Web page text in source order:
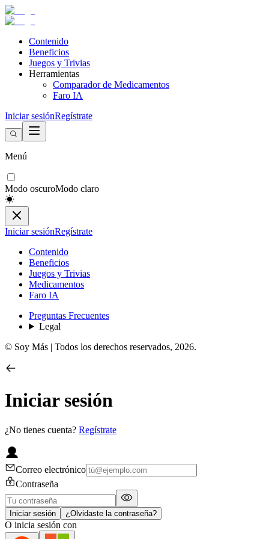
Contenido
Beneficios
Juegos y Trivias
Herramientas
Comparador de Medicamentos
Faro IA
Iniciar sesiónRegístrate
Menú
Modo oscuroModo claro
Iniciar sesiónRegístrate
Contenido
Beneficios
Juegos y Trivias
Medicamentos
Faro IA
Preguntas Frecuentes
Legal
© Soy Más | Todos los derechos reservados, 2026.
Iniciar sesión
¿No tienes cuenta? Regístrate
Correo electrónico
Contraseña
Iniciar sesión ¿Olvidaste la contraseña?
O inicia sesión con